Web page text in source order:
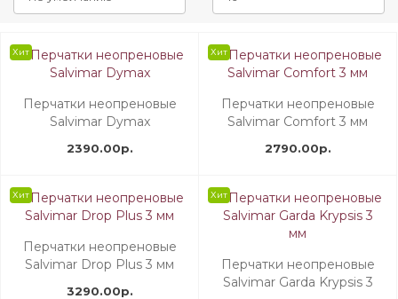
Хит
Перчатки неопреновые
Salvimar Dymax
2390.00р.
Хит
Перчатки неопреновые
Salvimar Comfort 3 мм
2790.00р.
Хит
Перчатки неопреновые
Salvimar Drop Plus 3 мм
3290.00р.
Хит
Перчатки неопреновые
Salvimar Garda Krypsis 3